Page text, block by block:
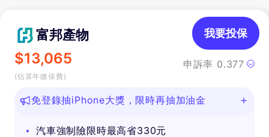
富邦產物
$13,065
(估算年繳保費)
申訴率 0.377
我要投保
免登錄抽iPhone大獎，限時再抽加油金
汽車強制險限時最高省330元